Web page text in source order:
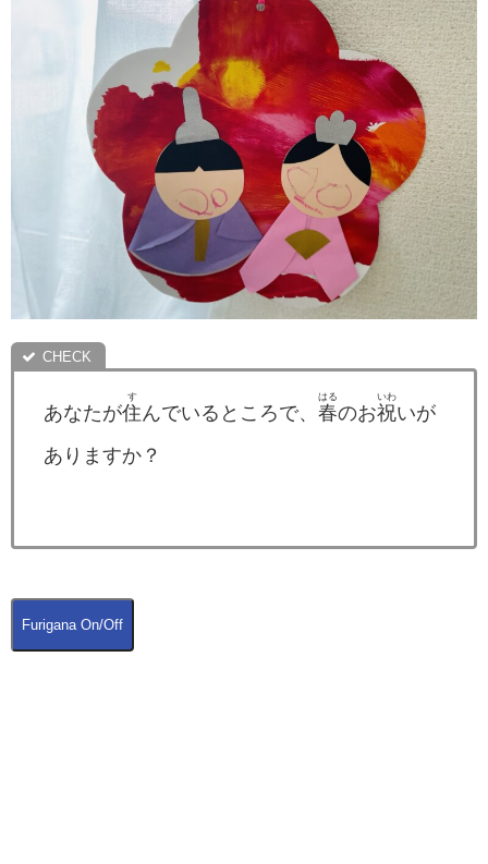
あなたが住
す
んでいるところで、 春
はる
のお祝
いわ
いが
ありますか？
Furigana On/Off